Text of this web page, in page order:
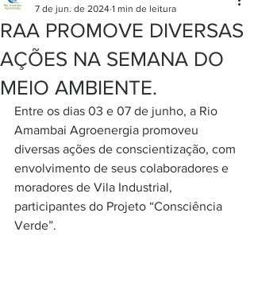
RAA PROMOVE DIVERSAS
AÇÕES NA SEMANA DO
MEIO AMBIENTE.
7 de jun. de 2024 1 min de leitura
Entre os dias 03 e 07 de junho, a Rio
Amambai Agroenergia promoveu
diversas ações de conscientização, com
envolvimento de seus colaboradores e
moradores de Vila Industrial,
participantes do Projeto “Consciência
Verde”.